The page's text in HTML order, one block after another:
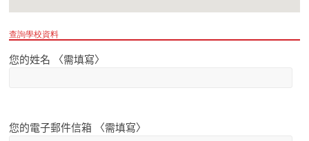
查詢學校資料
您的姓名 〈需填寫〉
您的電子郵件信箱 〈需填寫〉